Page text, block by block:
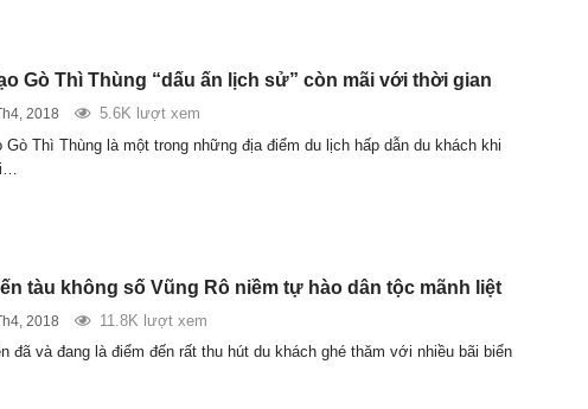
Gò Thì Thùng “dấu ấn lịch sử” còn mãi với thời gian
2018
5.6K lượt xem
Gò Thì Thùng là một trong những địa điểm du lịch hấp dẫn du khách khi
tàu không số Vũng Rô niềm tự hào dân tộc mãnh liệt
2018
11.8K lượt xem
đã và đang là điểm đến rất thu hút du khách ghé thăm với nhiều bãi biển